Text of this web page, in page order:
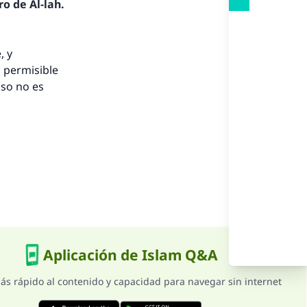
de Al-lah.
y
permisible
no es
Aplicación de Islam Q&A
rápido al contenido y capacidad para navegar sin internet